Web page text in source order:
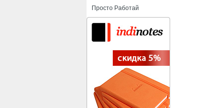
Просто Работай